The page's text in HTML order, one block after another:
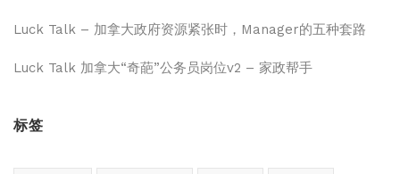
Luck Talk – 加拿大政府资源紧张时，Manager的五种套路
Luck Talk 加拿大“奇葩”公务员岗位v2 – 家政帮手
标签